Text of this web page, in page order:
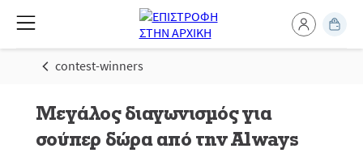
contest-winners
Μεγάλος διαγωνισμός για
σούπερ δώρα από την Always